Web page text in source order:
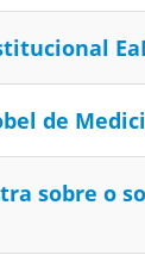
de
sobre o